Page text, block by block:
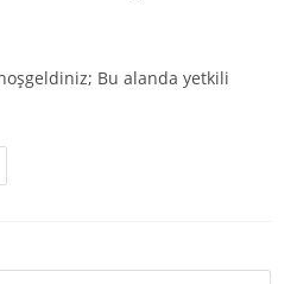
Bu alanda yetkili